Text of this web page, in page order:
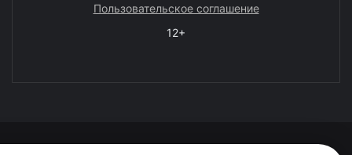
Пользовательское соглашение
12+